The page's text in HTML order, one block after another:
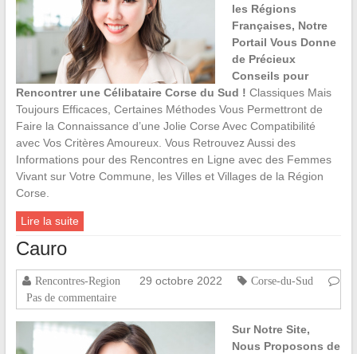
les Régions
Françaises, Notre
Portail Vous Donne
de Précieux
Conseils pour
Rencontrer une Célibataire Corse du Sud ! Classiques Mais
Toujours Efficaces, Certaines Méthodes Vous Permettront de
Faire la Connaissance d’une Jolie Corse Avec Compatibilité
avec Vos Critères Amoureux. Vous Retrouvez Aussi des
Informations pour des Rencontres en Ligne avec des Femmes
Vivant sur Votre Commune, les Villes et Villages de la Région
Corse.
Lire la suite
Cauro
Rencontres-Region 29 octobre 2022
Corse-du-Sud
Pas de commentaire
Sur Notre Site,
Nous Proposons de